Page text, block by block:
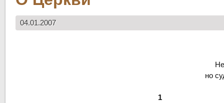
04.01.2007
но
1